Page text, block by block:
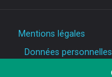
Mentions légales
Données personnelles